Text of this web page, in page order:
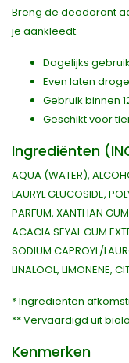
Breng de deodorant
je aankleedt.
Dagelijks
Even laten
Gebruik binnen
Geschikt voor
Ingrediënten
AQUA (WATER),
LAURYL GLUCOSIDE,
PARFUM, XANTHAN
ACACIA SEYAL GUM
SODIUM CAPROYL/
LINALOOL, LIMONENE,
* Ingrediënten
** Vervaardigd uit
Kenmerken